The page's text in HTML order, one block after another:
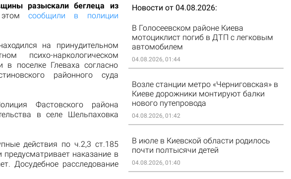
разыскали беглеца из
сообщили в полиции
на принудительном
психо-наркологическом
в поселке Глеваха согласно
районного суда
Фастовского района
в селе Шельпаховка
действия по ч.2,3 ст.185
наказание в
Досудебное расследование
Новости от 04.08.2026
В Голосеевском районе Киева
мотоциклист погиб в ДТП с легковым
автомобилем
04.08.2026, 01:44
Возле станции метро «Черниговская» в
Киеве дорожники монтируют балки
нового путепровода
04.08.2026, 01:42
В июле в Киевской области родилось
почти полтысячи детей
04.08.2026, 01:40